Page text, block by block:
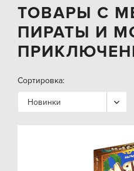
ТОВАРЫ С
ПИРАТЫ И
Сортировка:
Новинки